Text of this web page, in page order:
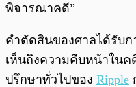
พิจารณาคดี”
คำตัดสินของศาลได้รับก
เห็นถึงความคืบหน้าในค
ปรึกษาทั่วไปของ Ripple